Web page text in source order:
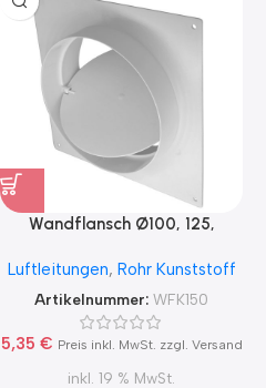
Wandflansch Ø100, 125,
Luftleitungen, Rohr Kunststoff
Artikelnummer: WFK150
5,35 € Preis inkl. MwSt. zzgl. Versand
inkl. 19 % MwSt.